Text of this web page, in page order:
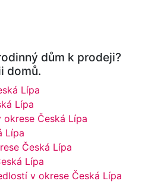
dům k prodeji?
domů.
Lípa
Lípa
Česká Lípa
Lípa
Česká Lípa
Lípa
v okrese Česká Lípa